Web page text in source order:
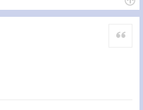
Citar